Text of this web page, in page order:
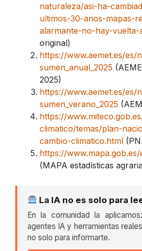
naturaleza/asi-ha-
ultimos-30-anos-mapas-
alarmante-no-hay-vuelta-
original)
https://www.aemet.es/es/
sumen_anual_2025
2025)
https://www.aemet.es/es/
sumen_verano_2025
https://
climatico/temas/plan-
cambio-climatico.html
https://
(MAPA estadísticas
La IA no es solo para
En la comunidad la
agentes IA y herramientas
no solo para informarte.